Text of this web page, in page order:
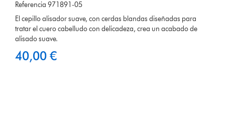
Referencia 971891-05
El cepillo alisador suave, con cerdas blandas diseñadas para
tratar el cuero cabelludo con delicadeza, crea un acabado de
alisado suave.
40,00 €